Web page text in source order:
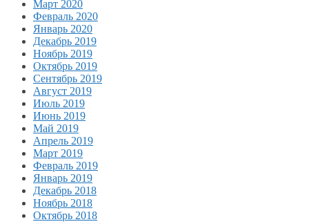
Март 2020
Февраль 2020
Январь 2020
Декабрь 2019
Ноябрь 2019
Октябрь 2019
Сентябрь 2019
Август 2019
Июль 2019
Июнь 2019
Май 2019
Апрель 2019
Март 2019
Февраль 2019
Январь 2019
Декабрь 2018
Ноябрь 2018
Октябрь 2018